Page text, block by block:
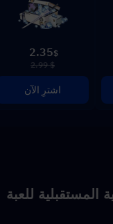
$
2.35
$ 2.99
اشترِ الآن